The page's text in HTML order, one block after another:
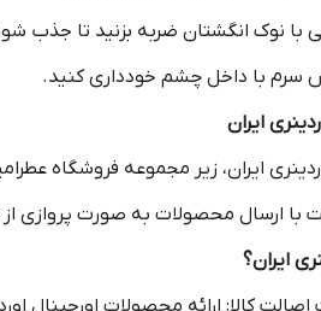
با نوک انگشتان ضربه بزنید تا جذب
سرم با داخل چشم خودداری کنید.
ایران
با ارسال محصولات به صورت پروازی
ایران؟
کالا: ارائه محصولات اورجینال